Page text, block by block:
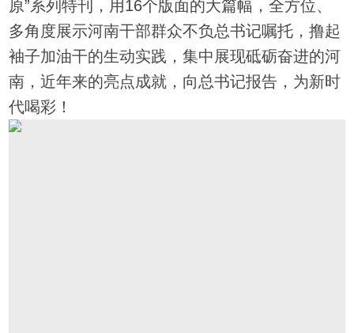
原”系列特刊，用16个版面的大篇幅，全方位、
多角度展示河南干部群众不负总书记嘱托，撸起
袖子加油干的生动实践，集中展现砥砺奋进的河
南，近年来的亮点成就，向总书记报告，为新时
代喝彩！